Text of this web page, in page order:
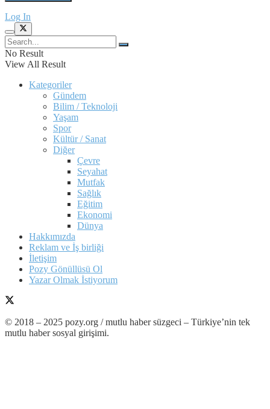
Log In
No Result
View All Result
Kategoriler
Gündem
Bilim / Teknoloji
Yaşam
Spor
Kültür / Sanat
Diğer
Çevre
Seyahat
Mutfak
Sağlık
Eğitim
Ekonomi
Dünya
Hakkımızda
Reklam ve İş birliği
İletişim
Pozy Gönüllüsü Ol
Yazar Olmak İstiyorum
© 2018 – 2025 pozy.org / mutlu haber süzgeci – Türkiye’nin tek
mutlu haber sosyal girişimi.